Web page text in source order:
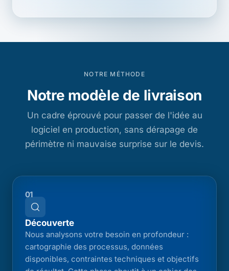
NOTRE MÉTHODE
Notre modèle de livraison
Un cadre éprouvé pour passer de l'idée au
logiciel en production, sans dérapage de
périmètre ni mauvaise surprise sur le devis.
01
Découverte
Nous analysons votre besoin en profondeur :
cartographie des processus, données
disponibles, contraintes techniques et objectifs